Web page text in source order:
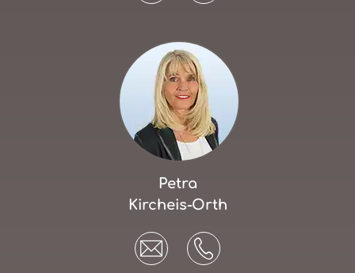
Petra
Kircheis-Orth